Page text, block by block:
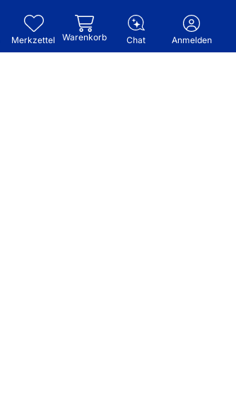
Merkzettel Warenkorb Chat Anmelden